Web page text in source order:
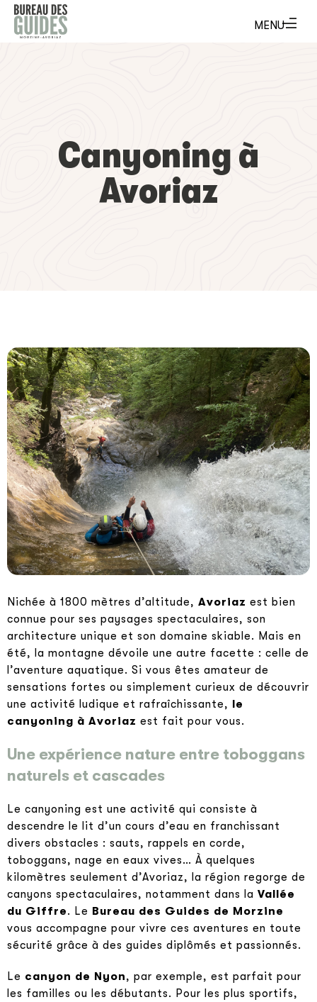
Canyoning à
Avoriaz
Nichée à 1800 mètres d’altitude, Avoriaz est bien
connue pour ses paysages spectaculaires, son
architecture unique et son domaine skiable. Mais en
été, la montagne dévoile une autre facette : celle de
l’aventure aquatique. Si vous êtes amateur de
sensations fortes ou simplement curieux de découvrir
une activité ludique et rafraîchissante, le
canyoning à Avoriaz est fait pour vous.
Une expérience nature entre toboggans
naturels et cascades
Le canyoning est une activité qui consiste à
descendre le lit d’un cours d’eau en franchissant
divers obstacles : sauts, rappels en corde,
toboggans, nage en eaux vives… À quelques
kilomètres seulement d’Avoriaz, la région regorge de
canyons spectaculaires, notamment dans la Vallée
du Giffre. Le Bureau des Guides de Morzine
vous accompagne pour vivre ces aventures en toute
sécurité grâce à des guides diplômés et passionnés.
Le canyon de Nyon, par exemple, est parfait pour
les familles ou les débutants. Pour les plus sportifs,